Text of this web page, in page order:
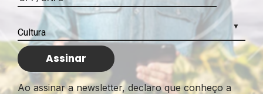
Ao assinar a newsletter, declaro que conheço a